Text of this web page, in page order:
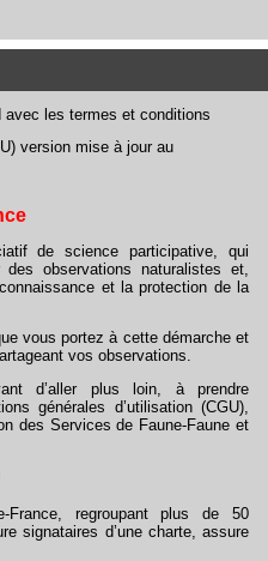
les termes et conditions
version mise à jour au
de science participative, qui
observations naturalistes et,
et la protection de la
vous portez à cette démarche et
vos observations.
d’aller plus loin, à prendre
générales d’utilisation (CGU),
des Services de Faune-Faune et
regroupant plus de 50
signataires d’une charte, assure